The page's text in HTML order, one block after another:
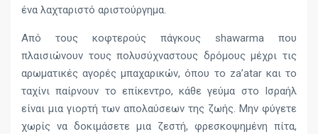
ένα λαχταριστό αριστούργημα.
Από τους κοφτερούς πάγκους shawarma που
πλαισιώνουν τους πολυσύχναστους δρόμους μέχρι τις
αρωματικές αγορές μπαχαρικών, όπου το za’atar και το
ταχίνι παίρνουν το επίκεντρο, κάθε γεύμα στο Ισραήλ
είναι μια γιορτή των απολαύσεων της ζωής. Μην φύγετε
χωρίς να δοκιμάσετε μια ζεστή, φρεσκοψημένη πίτα,